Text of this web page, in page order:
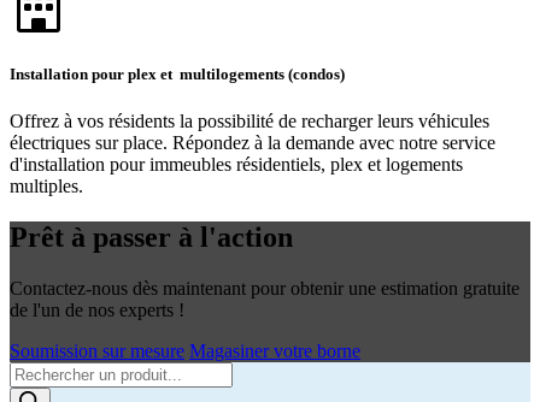
Installation pour plex et multilogements (condos)
Offrez à vos résidents la possibilité de recharger leurs véhicules
électriques sur place. Répondez à la demande avec notre service
d'installation pour immeubles résidentiels, plex et logements
multiples.
Prêt à passer à l'action
Contactez-nous dès maintenant pour obtenir une estimation gratuite
de l'un de nos experts !
Soumission sur mesure Magasiner votre borne
Products
search